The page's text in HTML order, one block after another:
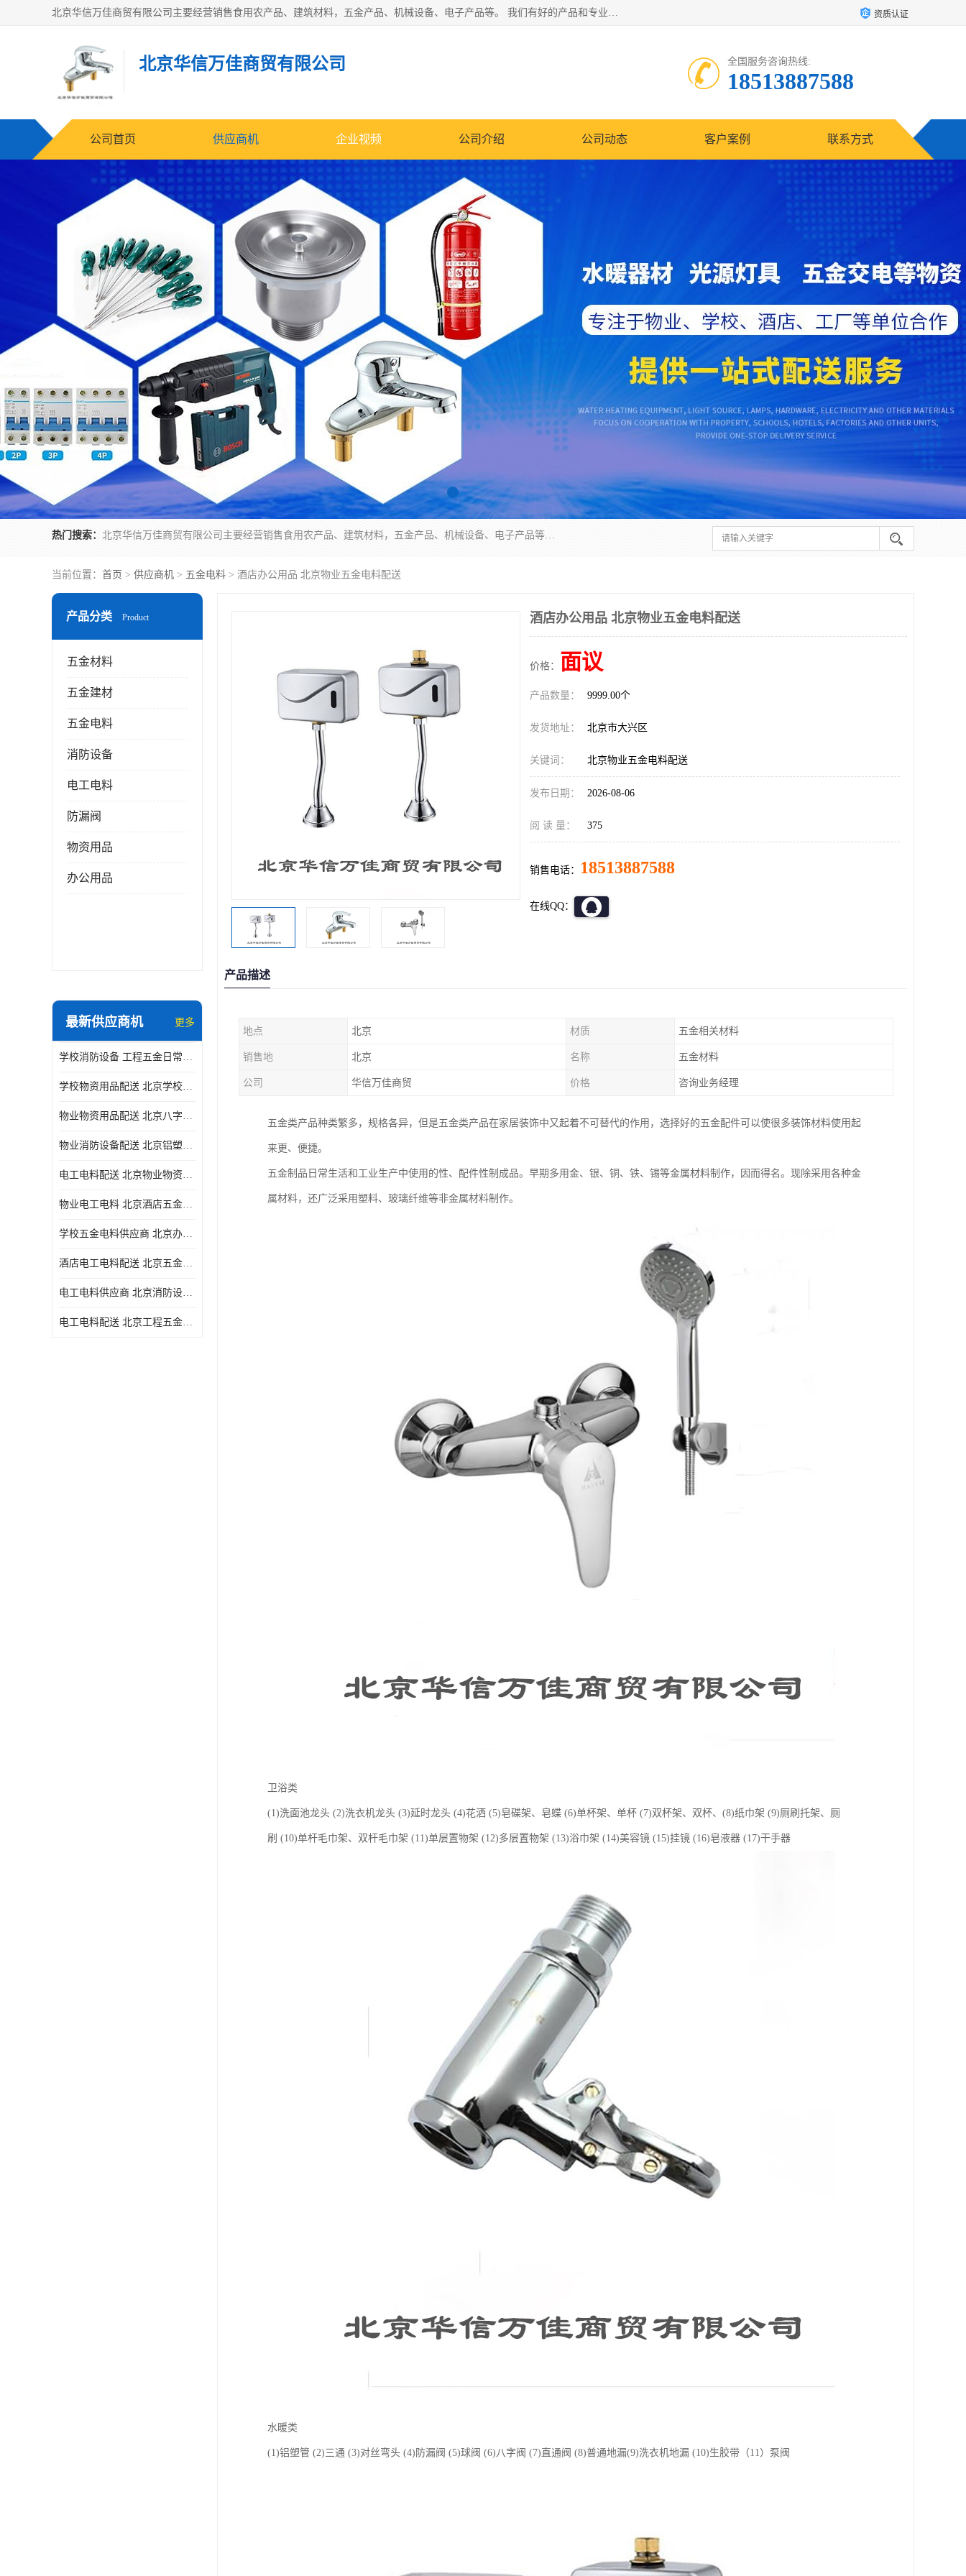
北京华信万佳商贸有限公司主要经营销售食用农产品、建筑材料，五金产品、机械设备、电子产品等。 我们有好的产品和专业的销售和技术团队，始终为客户提供好的产品和技术支持、健全的售后服务，如果您对我公司的产品服务有兴趣，期待您在线留言或者来电咨询! 资质认证
北京华信万佳商贸有限公司 全国服务咨询热线:
18513887588
公司首页 供应商机 企业视频 公司介绍 公司动态 客户案例 联系方式
热门搜索： 北京华信万佳商贸有限公司主要经营销售食用农产品、建筑材料，五金产品、机械设备、电子产品等。 我们有好的产品和专业的销售和技术团队，始终为客户提供好的产品和技术支持、健全的售后服务，如果您对我公司的产品服务有兴趣，期待您在线留言或者来电咨询!
当前位置： 首页 > 供应商机 > 五金电料 > 酒店办公用品 北京物业五金电料配送
产品分类 Product
五金材料
五金建材
五金电料
消防设备
电工电料
防漏阀
物资用品
办公用品
最新供应商机 更多
学校消防设备 工程五金日常供应
学校物资用品配送 北京学校五金电料供应商
物业物资用品配送 北京八字阀供应
物业消防设备配送 北京铝塑管配送
电工电料配送 北京物业物资用品配送 一站式采购供应
物业电工电料 北京酒店五金电料配送 华信万佳商贸
学校五金电料供应商 北京办公用品供应商 一站式采购供应
酒店电工电料配送 北京五金电料 华信万佳商贸
电工电料供应商 北京消防设备 一站式采购供应
电工电料配送 北京工程五金材料配送 华信万佳商贸
酒店办公用品 北京物业五金电料配送
价格： 面议
产品数量： 9999.00个
发货地址： 北京市大兴区
关键词： 北京物业五金电料配送
发布日期： 2026-08-06
阅 读 量： 375
销售电话： 18513887588
在线QQ：
产品描述
地点 北京 材质 五金相关材料
销售地 北京 名称 五金材料
公司 华信万佳商贸 价格 咨询业务经理
五金类产品种类繁多，规格各异，但是五金类产品在家居装饰中又起着不可替代的作用，选择好的五金配件可以使很多装饰材料使用起
来更、便捷。
五金制品日常生活和工业生产中使用的性、配件性制成品。早期多用金、银、铜、铁、锡等金属材料制作，因而得名。现除采用各种金
属材料，还广泛采用塑料、玻璃纤维等非金属材料制作。
卫浴类
(1)洗面池龙头 (2)洗衣机龙头 (3)延时龙头 (4)花洒 (5)皂碟架、皂蝶 (6)单杯架、单杯 (7)双杯架、双杯、(8)纸巾架 (9)厕刷托架、厕
刷 (10)单杆毛巾架、双杆毛巾架 (11)单层置物架 (12)多层置物架 (13)浴巾架 (14)美容镜 (15)挂镜 (16)皂液器 (17)干手器
水暖类
(1)铝塑管 (2)三通 (3)对丝弯头 (4)防漏阀 (5)球阀 (6)八字阀 (7)直通阀 (8)普通地漏(9)洗衣机地漏 (10)生胶带（11）泵阀